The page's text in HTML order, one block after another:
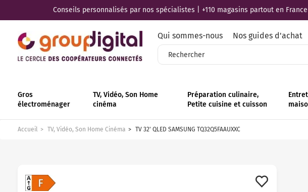
Conseils personnalisés par nos spécialistes | +110 magasins partout en
Qui sommes-nous Nos guides d'achat
Gros
électroménager
TV, Vidéo, Son Home
cinéma
Préparation culinaire,
Petite cuisine et cuisson
Accueil TV, Vidéo, Son Home Cinéma TV 32' QLED SAMSUNG TQ32Q5FAAUXXC